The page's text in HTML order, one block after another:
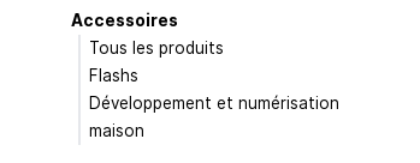
Accessoires
Tous les produits
Flashs
Développement et numérisation
maison